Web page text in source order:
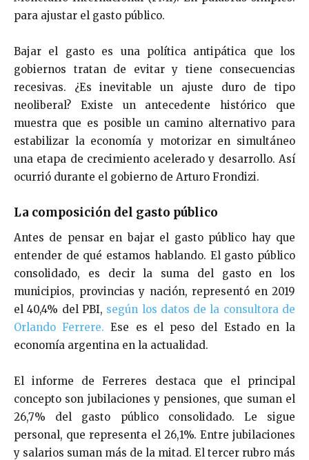
para ajustar el gasto público.
Bajar el gasto es una política antipática que los
gobiernos tratan de evitar y tiene consecuencias
recesivas. ¿Es inevitable un ajuste duro de tipo
neoliberal? Existe un antecedente histórico que
muestra que es posible un camino alternativo para
estabilizar la economía y motorizar en simultáneo
una etapa de crecimiento acelerado y desarrollo. Así
ocurrió durante el gobierno de Arturo Frondizi.
La composición del gasto público
Antes de pensar en bajar el gasto público hay que
entender de qué estamos hablando. El gasto público
consolidado, es decir la suma del gasto en los
municipios, provincias y nación, representó en 2019
el 40,4% del PBI, según los datos de la consultora de
Orlando Ferrere. Ese es el peso del Estado en la
economía argentina en la actualidad.
El informe de Ferreres destaca que el principal
concepto son jubilaciones y pensiones, que suman el
26,7% del gasto público consolidado. Le sigue
personal, que representa el 26,1%. Entre jubilaciones
y salarios suman más de la mitad. El tercer rubro más